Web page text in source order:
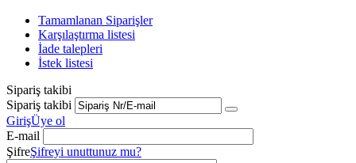
Tamamlanan Siparişler
Karşılaştırma listesi
İade talepleri
İstek listesi
Sipariş takibi
Sipariş takibi
GirişÜye ol
E-mail
ŞifreŞifreyi unuttunuz mu?